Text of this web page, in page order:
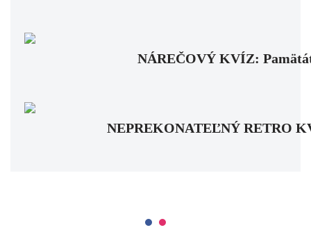
NÁREČOVÝ KVÍZ:
NEPREKONATEĽNÝ RETRO